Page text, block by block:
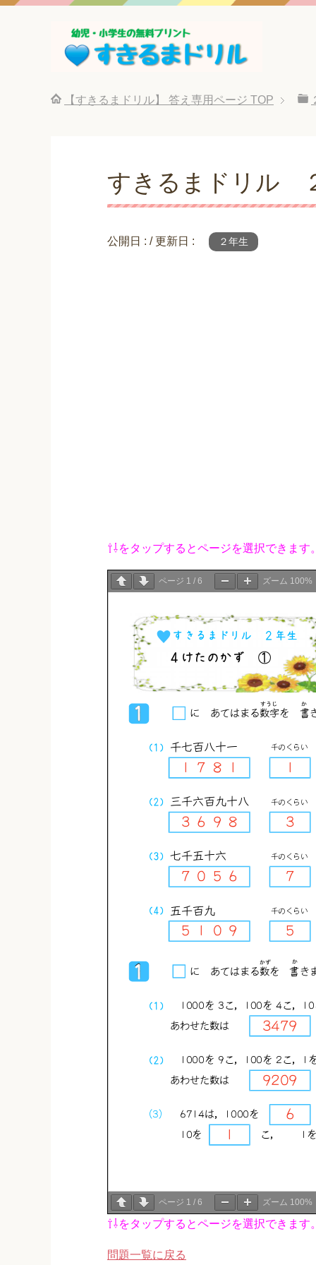
【すきるまドリル】 答え専用ページ TOP
すきるまドリル
公開日 : / 更新日 : ２年生
⇧⇩をタップするとページを選択できます
ページ 1 / 6 ズーム 100%
ページ 1 / 6 ズーム 100%
⇧⇩をタップするとページを選択できます
問題一覧に戻る